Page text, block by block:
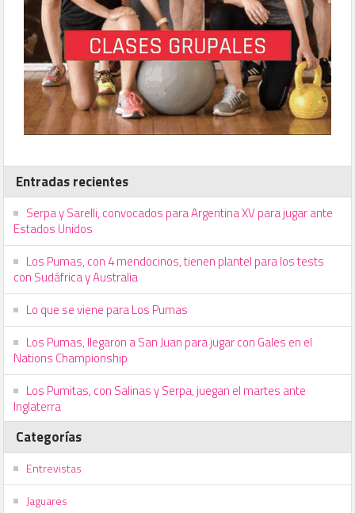
Entradas recientes
Serpa y Sarelli, convocados para Argentina XV para jugar ante
Estados Unidos
Los Pumas, con 4 mendocinos, tienen plantel para los tests
con Sudáfrica y Australia
Lo que se viene para Los Pumas
Los Pumas, llegaron a San Juan para jugar con Gales en el
Nations Championship
Los Pumitas, con Salinas y Serpa, juegan el martes ante
Inglaterra
Categorías
Entrevistas
Jaguares